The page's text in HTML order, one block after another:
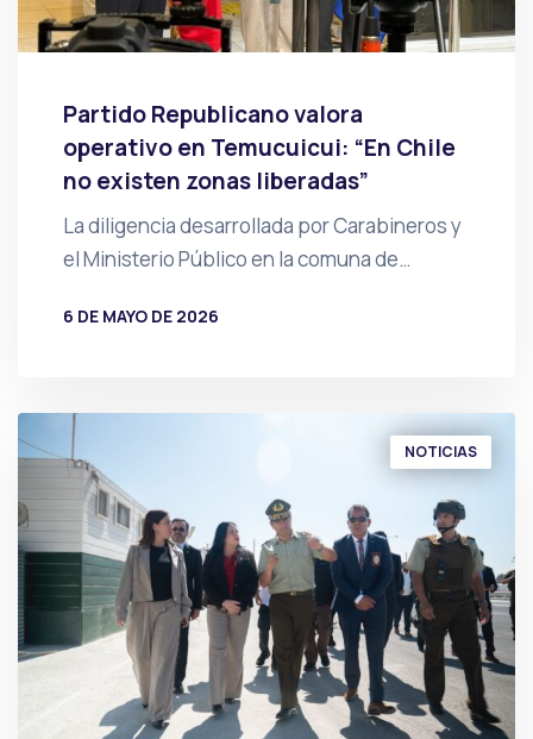
Partido Republicano valora
operativo en Temucuicui: “En Chile
no existen zonas liberadas”
La diligencia desarrollada por Carabineros y
el Ministerio Público en la comuna de…
6 DE MAYO DE 2026
NOTICIAS